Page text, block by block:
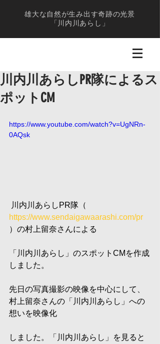
雄大な自然が生み出す奇跡の光景
「川内川あらし」
川内川あらしPR隊によるス
ポットCM
https://www.youtube.com/watch?v=UgNRn-
0AQsk
川内川あらしPR隊（
https://www.sendaigawaarashi.com/pr
）の村上留奈さんによる
「川内川あらし」のスポットCMを作成
しました。
先日の写真撮影の映像を中心にして、
村上留奈さんの「川内川あらし」への
想いを映像化
しました。「川内川あらし」を見ると